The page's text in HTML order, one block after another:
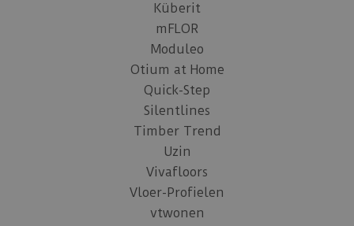
Küberit
mFLOR
Moduleo
Otium at Home
Quick-Step
Silentlines
Timber Trend
Uzin
Vivafloors
Vloer-Profielen
vtwonen